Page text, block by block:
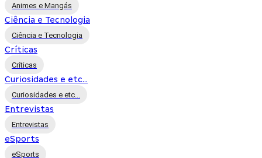
Animes e Mangás
Ciência e Tecnologia
Ciência e Tecnologia
Críticas
Críticas
Curiosidades e etc...
Curiosidades e etc...
Entrevistas
Entrevistas
eSports
eSports